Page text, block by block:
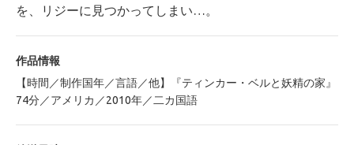
を、リジーに見つかってしまい…。
作品情報
【時間／制作国年／言語／他】『ティンカー・ベルと妖精の家』
74分／アメリカ／2010年／二カ国語